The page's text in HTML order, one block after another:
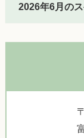
2026年6月の